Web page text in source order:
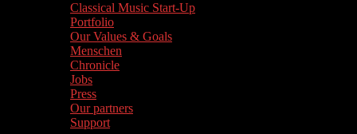
Classical Music Start-Up
Portfolio
Our Values & Goals
Menschen
Chronicle
Jobs
Press
Our partners
Support